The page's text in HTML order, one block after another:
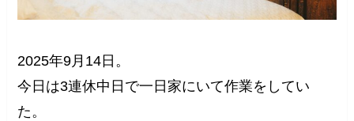
2025年9月14日。
今日は3連休中日で一日家にいて作業をしてい
た。